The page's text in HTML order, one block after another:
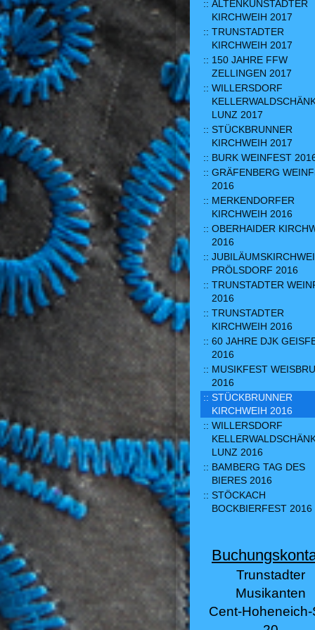
ALTENKUNSTADTER
KIRCHWEIH 2017
TRUNSTADTER
KIRCHWEIH 2017
150 JAHRE FFW
ZELLINGEN 2017
WILLERSDORF
LUNZ 2017
STÜCKBRUNNER
KIRCHWEIH 2017
BURK WEINFEST
GRÄFENBERG
2016
MERKENDORFER
KIRCHWEIH 2016
OBERHAIDER
2016
PRÖLSDORF 2016
TRUNSTADTER
2016
TRUNSTADTER
KIRCHWEIH 2016
60 JAHRE DJK
2016
MUSIKFEST
2016
STÜCKBRUNNER
KIRCHWEIH 2016
WILLERSDORF
LUNZ 2016
BAMBERG TAG DES
BIERES 2016
STÖCKACH
BOCKBIERFEST 2016
Trunstadter
Musikanten
Cent-Hoheneich-